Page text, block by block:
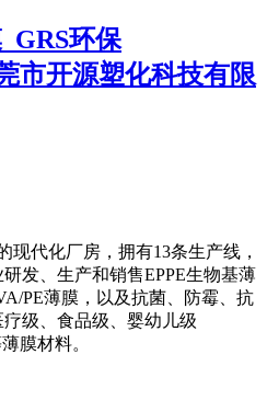
现代化厂房，拥有13条生产线，
发、生产和销售EPPE生物基薄
PE薄膜，以及抗菌、防霉、抗
级、食品级、婴幼儿级
膜材料。